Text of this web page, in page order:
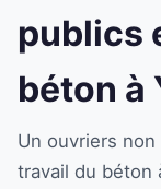
publics
béton à
Un ouvriers
travail du béton